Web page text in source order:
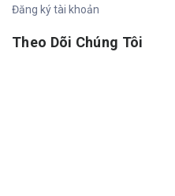
Đăng ký tài khoản
Theo Dõi Chúng Tôi